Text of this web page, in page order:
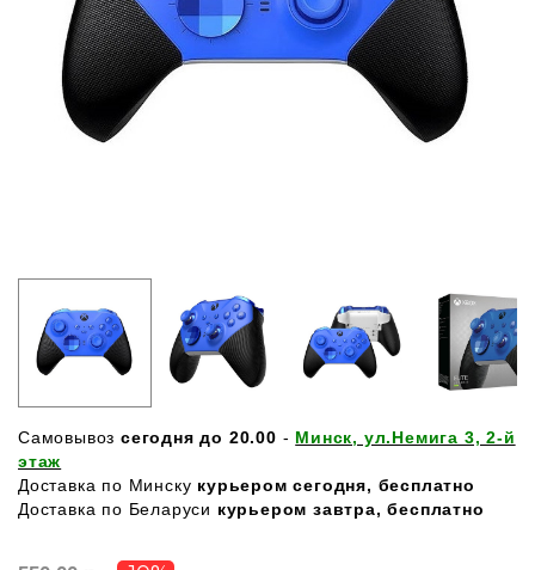
Самовывоз сегодня до 20.00 - Минск, ул.Немига 3, 2-й
этаж
Доставка по Минску курьером сегодня, бесплатно
Доставка по Беларуси курьером завтра, бесплатно